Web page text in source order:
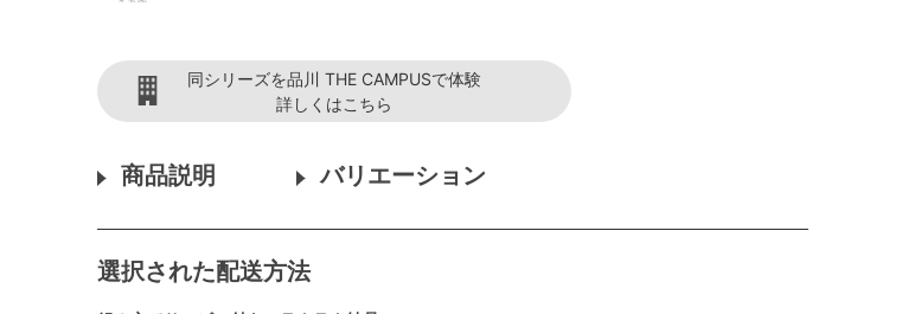
同シリーズを品川 THE CAMPUSで体験
詳しくはこちら
商品説明 バリエーション
選択された配送方法